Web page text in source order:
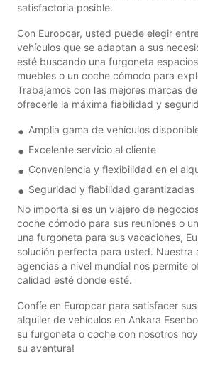
satisfactoria posible.
Con Europcar, usted puede elegir
vehículos que se adaptan a sus
esté buscando una furgoneta
muebles o un coche cómodo para
Trabajamos con las mejores marcas
ofrecerle la máxima fiabilidad y
Amplia gama de vehículos
Excelente servicio al cliente
Conveniencia y flexibilidad en el
Seguridad y fiabilidad garantizadas
No importa si es un viajero de
coche cómodo para sus reuniones o
una furgoneta para sus vacaciones,
solución perfecta para usted. Nuestra
agencias a nivel mundial nos permite
calidad esté donde esté.
Confíe en Europcar para satisfacer
alquiler de vehículos en Ankara
su furgoneta o coche con nosotros
su aventura!